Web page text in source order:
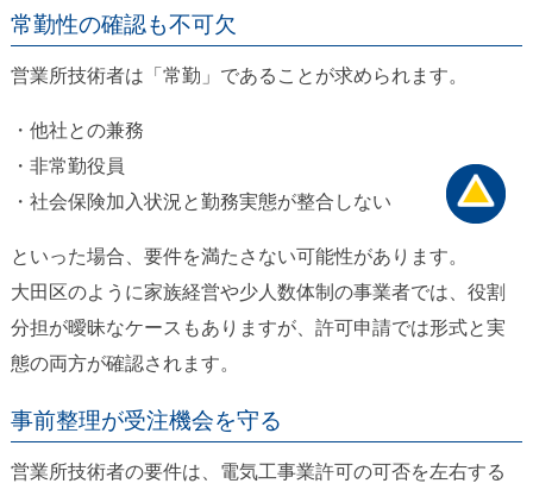
常勤性の確認も不可欠
営業所技術者は「常勤」であることが求められます。
・他社との兼務
・非常勤役員
・社会保険加入状況と勤務実態が整合しない
といった場合、要件を満たさない可能性があります。
大田区のように家族経営や少人数体制の事業者では、役割
分担が曖昧なケースもありますが、許可申請では形式と実
態の両方が確認されます。
事前整理が受注機会を守る
営業所技術者の要件は、電気工事業許可の可否を左右する